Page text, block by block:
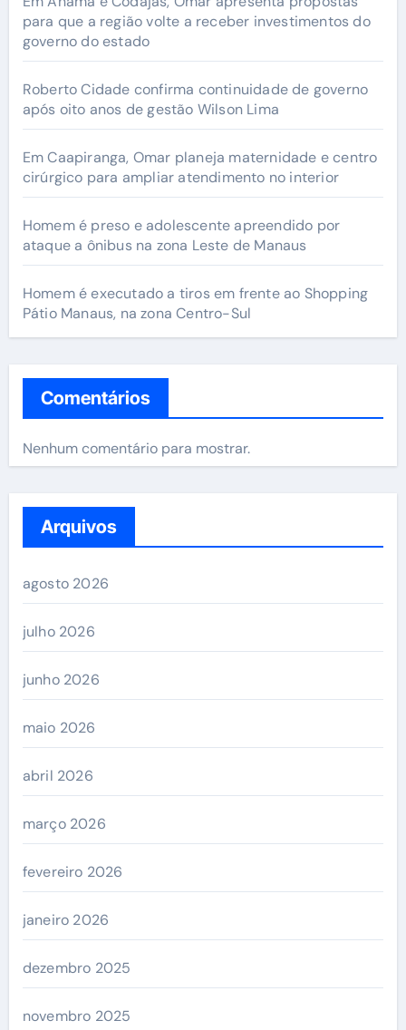
para que a região volte a receber investimentos do
governo do estado
Roberto Cidade confirma continuidade de governo
após oito anos de gestão Wilson Lima
Em Caapiranga, Omar planeja maternidade e centro
cirúrgico para ampliar atendimento no interior
Homem é preso e adolescente apreendido por
ataque a ônibus na zona Leste de Manaus
Homem é executado a tiros em frente ao Shopping
Pátio Manaus, na zona Centro-Sul
Comentários
Nenhum comentário para mostrar.
Arquivos
agosto 2026
julho 2026
junho 2026
maio 2026
abril 2026
março 2026
fevereiro 2026
janeiro 2026
dezembro 2025
novembro 2025